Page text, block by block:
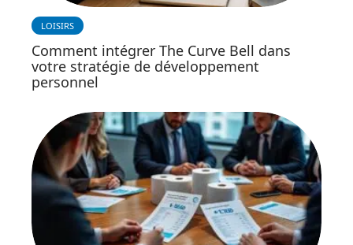
LOISIRS
Comment intégrer The Curve Bell dans
votre stratégie de développement
personnel